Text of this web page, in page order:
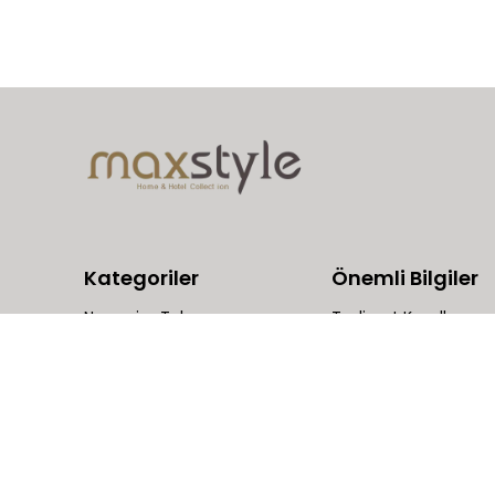
Kategoriler
Nevresim Takımı
Önemli Bilgiler
Teslimat Koşulları